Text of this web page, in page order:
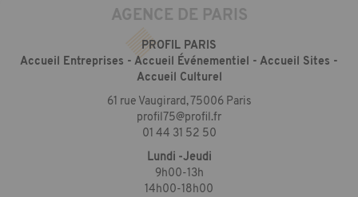
AGENCE DE PARIS
PROFIL PARIS
Accueil Entreprises - Accueil Événementiel - Accueil Sites -
Accueil Culturel
61 rue Vaugirard, 75006 Paris
profil75@profil.fr
01 44 31 52 50
Lundi -Jeudi
9h00-13h
14h00-18h00